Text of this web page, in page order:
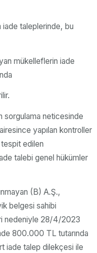
iade taleplerinde, bu
mükelleflerin iade
sorgulama neticesinde
yapılan kontroller
edilen
talebi genel hükümler
(B) A.Ş.,
belgesi sahibi
nedeniyle 28/4/2023
800.000 TL tutarında
iade talep dilekçesi ile